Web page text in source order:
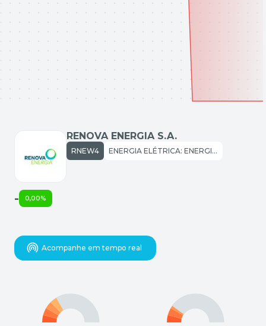
RENOVA ENERGIA S.A.
RNEW4 ENERGIA ELÉTRICA: ENERGIA ELÉTRICA
Acompanhe em tempo real
- 0,00%